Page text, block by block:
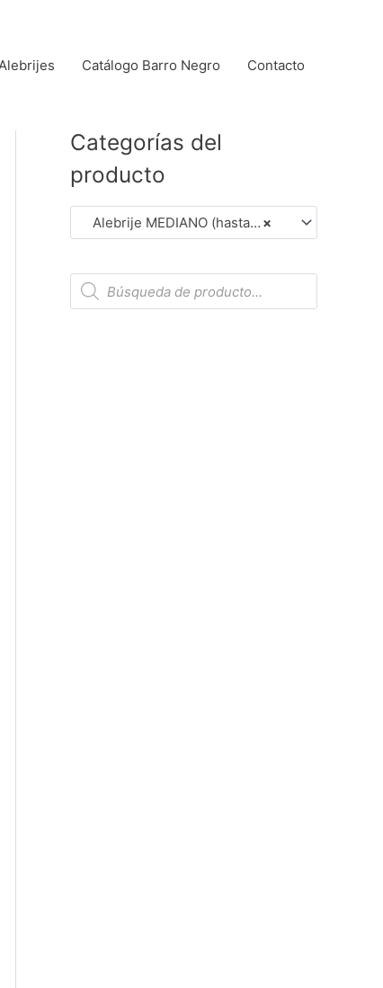
Catálogo Barro Negro Contacto
Categorías del
producto
×
Alebrije MEDIANO (hasta 14 cm aprox.). (Dar Clic en Foto para Ver Detalles)
B
s